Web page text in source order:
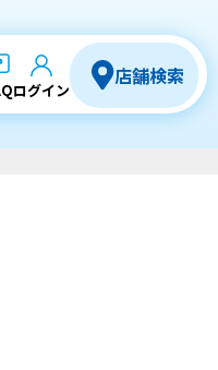
ログイン
店舗検索